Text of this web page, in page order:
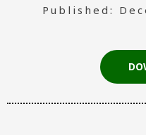
Published: